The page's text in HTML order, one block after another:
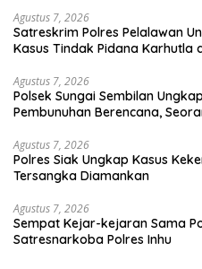
Agustus 7, 2026
Satreskrim Polres Pelalawan
Kasus Tindak Pidana Karhutla
Agustus 7, 2026
Polsek Sungai Sembilan
Pembunuhan Berencana,
Agustus 7, 2026
Polres Siak Ungkap Kasus
Tersangka Diamankan
Agustus 7, 2026
Sempat Kejar-kejaran Sama
Satresnarkoba Polres Inhu